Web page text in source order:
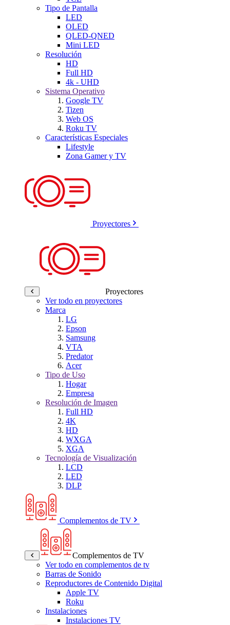
Tipo de Pantalla
LED
OLED
QLED-QNED
Mini LED
Resolución
HD
Full HD
4k - UHD
Sistema Operativo
Google TV
Tizen
Web OS
Roku TV
Características Especiales
Lifestyle
Zona Gamer y TV
Proyectores
Proyectores
Ver todo en proyectores
Marca
LG
Epson
Samsung
VTA
Predator
Acer
Tipo de Uso
Hogar
Empresa
Resolución de Imagen
Full HD
4K
HD
WXGA
XGA
Tecnología de Visualización
LCD
LED
DLP
Complementos de TV
Complementos de TV
Ver todo en complementos de tv
Barras de Sonido
Reproductores de Contenido Digital
Apple TV
Roku
Instalaciones
Instalaciones TV